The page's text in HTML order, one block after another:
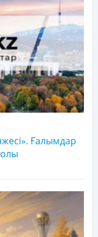
Ғалымдар